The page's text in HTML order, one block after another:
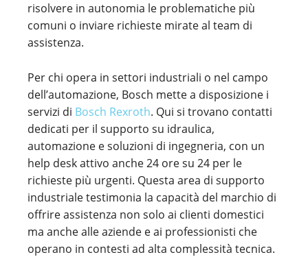
risolvere in autonomia le problematiche più
comuni o inviare richieste mirate al team di
assistenza.
Per chi opera in settori industriali o nel campo
dell’automazione, Bosch mette a disposizione i
servizi di Bosch Rexroth. Qui si trovano contatti
dedicati per il supporto su idraulica,
automazione e soluzioni di ingegneria, con un
help desk attivo anche 24 ore su 24 per le
richieste più urgenti. Questa area di supporto
industriale testimonia la capacità del marchio di
offrire assistenza non solo ai clienti domestici
ma anche alle aziende e ai professionisti che
operano in contesti ad alta complessità tecnica.